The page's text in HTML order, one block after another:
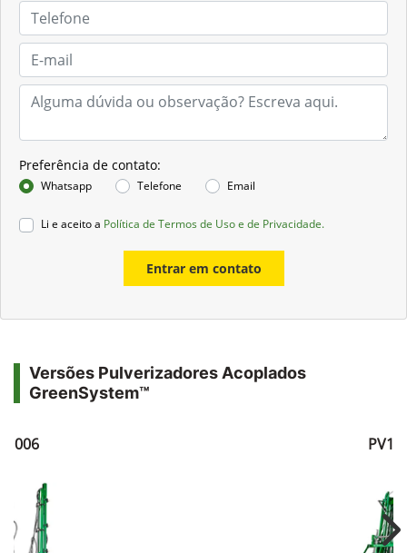
Preferência de contato:
Whatsapp Telefone Email
Li e aceito a Política de Termos de Uso e de Privacidade.
Entrar em contato
Versões Pulverizadores Acoplados
GreenSystem™